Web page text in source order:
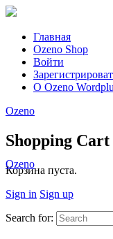
Главная
Ozeno Shop
Войти
О Ozeno
Ozeno
Shopping Cart
Корзина пуста.
Sign in Sign up
Ozeno
Search for: